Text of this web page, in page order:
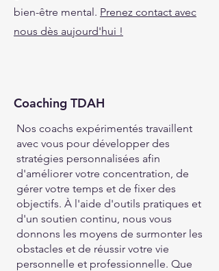
bien-être mental. Prenez contact avec
nous dès aujourd'hui !
Coaching TDAH
Nos coachs expérimentés travaillent
avec vous pour développer des
stratégies personnalisées afin
d'améliorer votre concentration, de
gérer votre temps et de fixer des
objectifs. À l'aide d'outils pratiques et
d'un soutien continu, nous vous
donnons les moyens de surmonter les
obstacles et de réussir votre vie
personnelle et professionnelle. Que